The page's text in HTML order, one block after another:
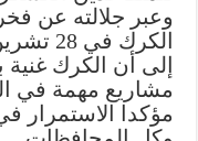
وعبر جلالته عن
إلى أن الكرك غنية
مشاريع مهمة في
مؤكدا الاستمرار